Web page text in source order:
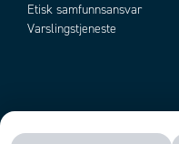
Etisk samfunnsansvar
Varslingstjeneste